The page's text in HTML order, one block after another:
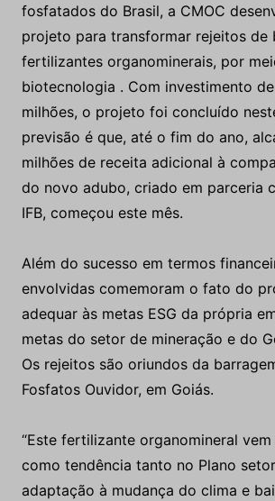
fosfatados do Brasil, a CMOC
projeto para transformar rejeitos de
fertilizantes organominerais, por
biotecnologia . Com investimento
milhões, o projeto foi concluído
previsão é que, até o fim do ano,
milhões de receita adicional à
do novo adubo, criado em parceria
IFB, começou este mês.
Além do sucesso em termos
envolvidas comemoram o fato do
adequar às metas ESG da própria
metas do setor de mineração e do
Os rejeitos são oriundos da
Fosfatos Ouvidor, em Goiás.
“Este fertilizante organomineral
como tendência tanto no Plano
adaptação à mudança do clima e